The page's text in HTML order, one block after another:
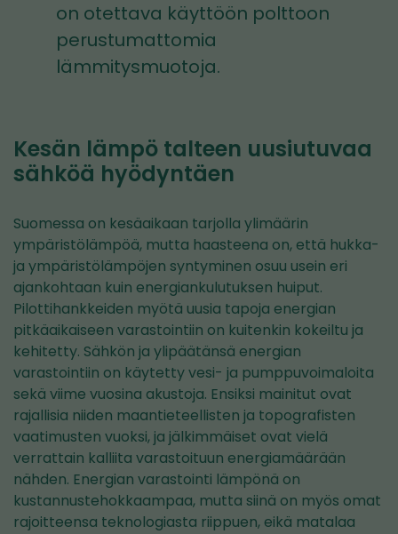
on otettava käyttöön polttoon
perustumattomia
lämmitysmuotoja.
Kesän lämpö talteen uusiutuvaa
sähköä hyödyntäen
Suomessa on kesäaikaan tarjolla ylimäärin
ympäristölämpöä, mutta haasteena on, että hukka-
ja ympäristölämpöjen syntyminen osuu usein eri
ajankohtaan kuin energiankulutuksen huiput.
Pilottihankkeiden myötä uusia tapoja energian
pitkäaikaiseen varastointiin on kuitenkin kokeiltu ja
kehitetty. Sähkön ja ylipäätänsä energian
varastointiin on käytetty vesi- ja pumppuvoimaloita
sekä viime vuosina akustoja. Ensiksi mainitut ovat
rajallisia niiden maantieteellisten ja topografisten
vaatimusten vuoksi, ja jälkimmäiset ovat vielä
verrattain kalliita varastoituun energiamäärään
nähden. Energian varastointi lämpönä on
kustannustehokkaampaa, mutta siinä on myös omat
rajoitteensa teknologiasta riippuen, eikä matalaa